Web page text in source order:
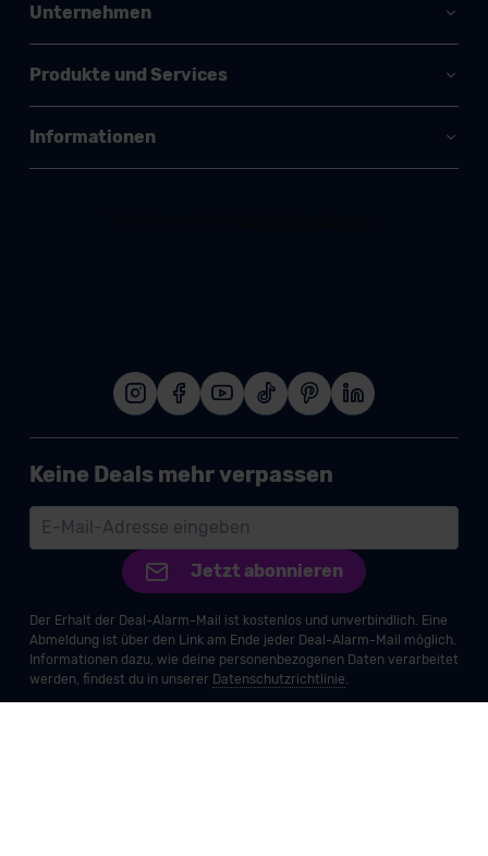
Unternehmen
Produkte und Services
Informationen
Keine Deals mehr verpassen
Jetzt abonnieren
Der Erhalt der Deal-Alarm-Mail ist kostenlos und unverbindlich. Eine
Abmeldung ist über den Link am Ende jeder Deal-Alarm-Mail möglich.
Informationen dazu, wie deine personenbezogenen Daten verarbeitet
werden, findest du in unserer Datenschutzrichtlinie